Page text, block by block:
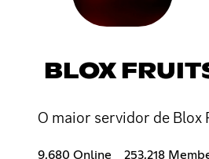
BLOX
O maior servidor de Blox
9,680 Online 253,218